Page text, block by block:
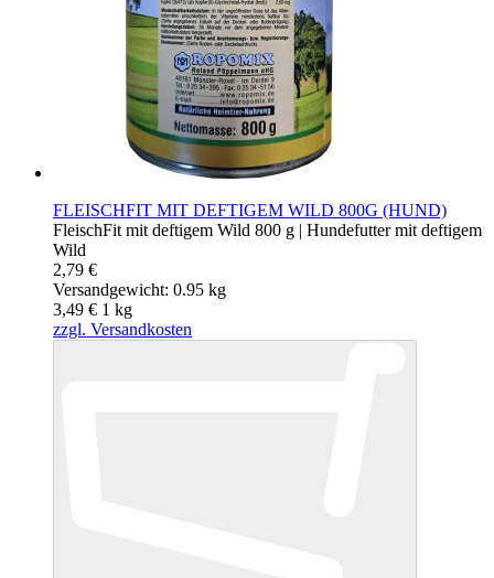
FLEISCHFIT MIT DEFTIGEM WILD 800G (HUND)
FleischFit mit deftigem Wild 800 g | Hundefutter mit deftigem
Wild
2,79 €
Versandgewicht: 0.95 kg
3,49 € 1 kg
zzgl. Versandkosten